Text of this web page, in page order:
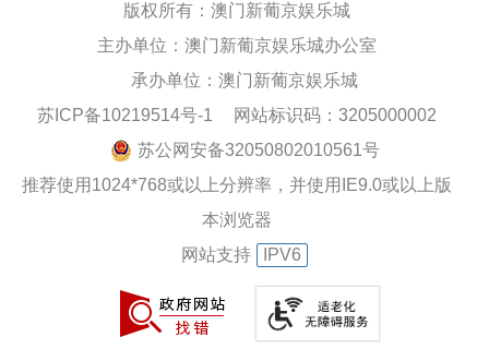
版权所有：澳门新葡京娱乐城
主办单位：澳门新葡京娱乐城办公室
承办单位：澳门新葡京娱乐城
苏ICP备10219514号-1
网站标识码：3205000002
苏公网安备32050802010561号
推荐使用1024*768或以上分辨率，并使用IE9.0或以上版
本浏览器
网站支持
IPV6